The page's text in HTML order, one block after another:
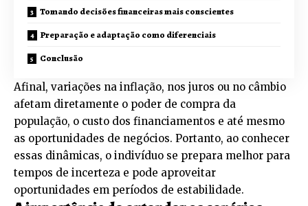
Tomando decisões financeiras mais conscientes
Preparação e adaptação como diferenciais
Conclusão
Afinal, variações na inflação, nos juros ou no câmbio
afetam diretamente o poder de compra da
população, o custo dos financiamentos e até mesmo
as oportunidades de negócios. Portanto, ao conhecer
essas dinâmicas, o indivíduo se prepara melhor para
tempos de incerteza e pode aproveitar
oportunidades em períodos de estabilidade.